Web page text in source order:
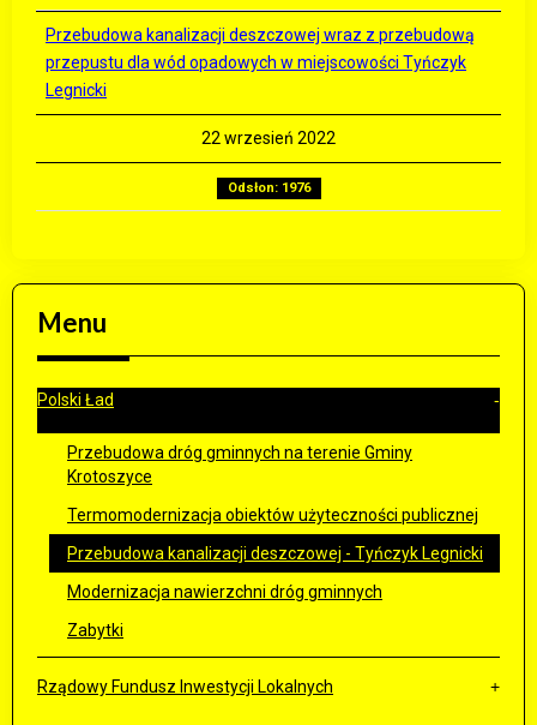
Przebudowa kanalizacji deszczowej wraz z przebudową
przepustu dla wód opadowych w miejscowości Tyńczyk
Legnicki
22 wrzesień 2022
Odsłon: 1976
Menu
Polski Ład
Przebudowa dróg gminnych na terenie Gminy
Krotoszyce
Termomodernizacja obiektów użyteczności publicznej
Przebudowa kanalizacji deszczowej - Tyńczyk Legnicki
Modernizacja nawierzchni dróg gminnych
Zabytki
Rządowy Fundusz Inwestycji Lokalnych